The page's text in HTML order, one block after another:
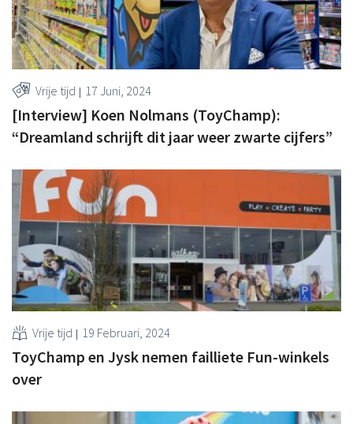
Vrije tijd 17 Juni, 2024
[Interview] Koen Nolmans (ToyChamp):
“Dreamland schrijft dit jaar weer zwarte cijfers”
Vrije tijd 19 Februari, 2024
ToyChamp en Jysk nemen failliete Fun-winkels
over